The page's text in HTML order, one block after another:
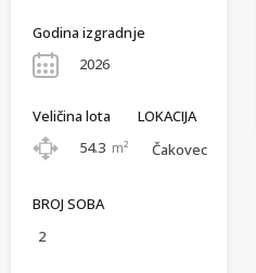
Godina izgradnje
2026
Veličina lota
54.3 m²
LOKACIJA
Čakovec
BROJ SOBA
2